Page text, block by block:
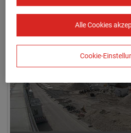
Alle Cookies
Cookie-